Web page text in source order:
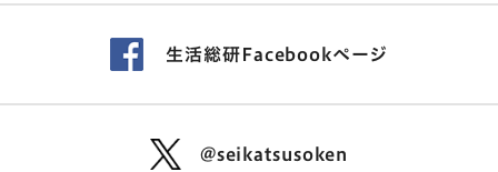
生活総研Facebookページ
@seikatsusoken